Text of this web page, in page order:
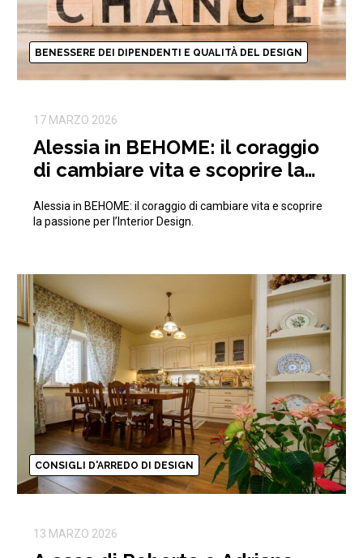
BENESSERE DEI DIPENDENTI E QUALITÀ DEL DESIGN
17 MARZO 2026
Alessia in BEHOME: il coraggio
di cambiare vita e scoprire la
Alessia in BEHOME: il coraggio di cambiare vita e scoprire
la passione per l’Interior Design.
CONSIGLI D'ARREDO DI DESIGN
13 MARZO 2026